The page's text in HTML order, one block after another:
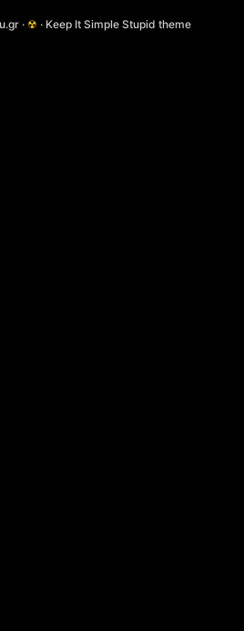
· ☢ · Keep It Simple Stupid theme